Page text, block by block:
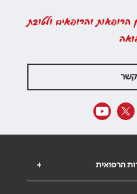
הרופאות והרופאים ולטובת
קשר
+ הרפואית